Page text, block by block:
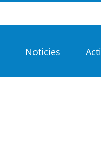
Noticies